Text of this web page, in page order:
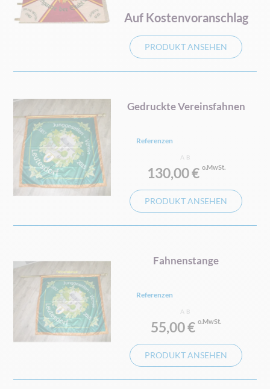
Auf Kostenvoranschlag
PRODUKT ANSEHEN
Gedruckte Vereinsfahnen
Referenzen
AB
130,00 €
PRODUKT ANSEHEN
Fahnenstange
Referenzen
AB
55,00 €
PRODUKT ANSEHEN